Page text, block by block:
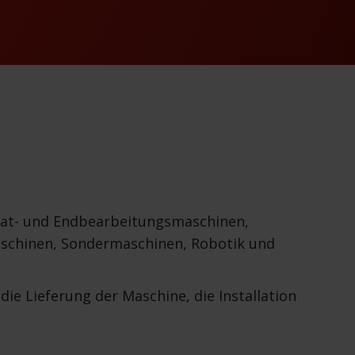
und Endbearbeitungsmaschinen,
Sondermaschinen, Robotik und
Lieferung der Maschine, die Installation